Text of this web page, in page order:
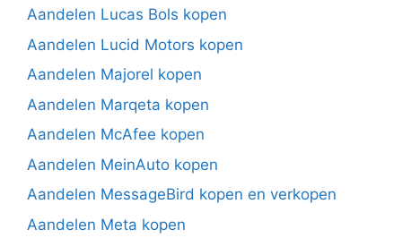
Aandelen Lucas Bols kopen
Aandelen Lucid Motors kopen
Aandelen Majorel kopen
Aandelen Marqeta kopen
Aandelen McAfee kopen
Aandelen MeinAuto kopen
Aandelen MessageBird kopen en verkopen
Aandelen Meta kopen